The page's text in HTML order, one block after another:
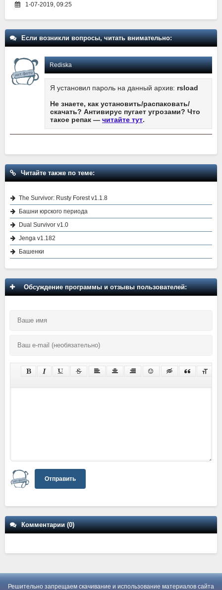
1-07-2019, 09:25
Если возникли вопросы, читать внимательно:
Rediska
Я установил пароль на данный архив: rsload
Не знаете, как установить/распаковать/
скачать? Антивирус пугает угрозами? Что
такое репак — читайте тут.
Читайте также по теме:
The Survivor: Rusty Forest v1.1.8
Башни юрского периода
Dual Survivor v1.0
Jenga v1.182
Башенки
Обсуждение программы и отзывы пользователей:
Отправить
Комментарии (0)
Решительно запрещаем скачивание и использование материалов сайта